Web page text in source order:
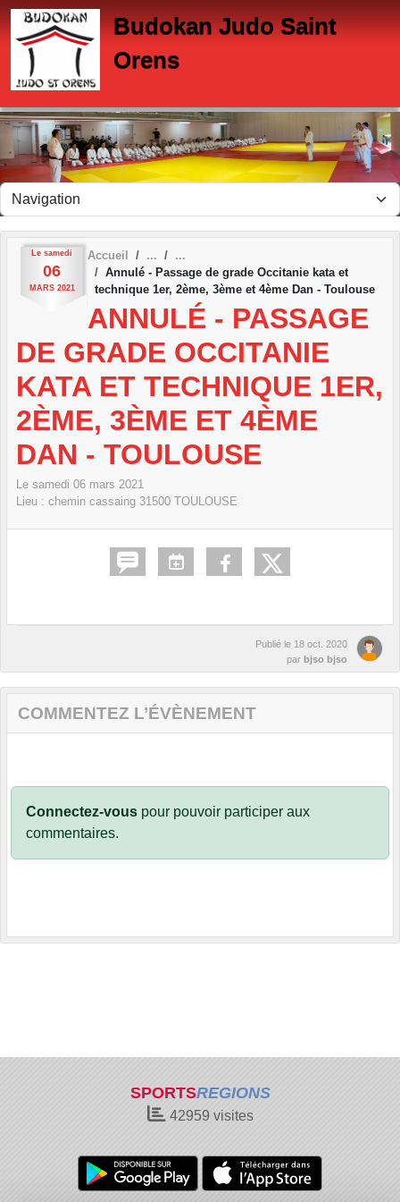
Budokan Judo Saint
Orens
Le samedi
06
MARS 2021
Accueil
Annulé - Passage de grade Occitanie kata et
technique 1er, 2ème, 3ème et 4ème Dan - Toulouse
ANNULÉ - PASSAGE
DE GRADE OCCITANIE
KATA ET TECHNIQUE 1ER,
2ÈME, 3ÈME ET 4ÈME
DAN - TOULOUSE
Le samedi 06 mars 2021
Lieu : chemin cassaing 31500 TOULOUSE
Publié le 18 oct. 2020
par bjso bjso
COMMENTEZ L’ÉVÈNEMENT
Connectez-vous pour pouvoir participer aux
commentaires.
SPORTSREGIONS
42959 visites
Panneau de gestion des cookies